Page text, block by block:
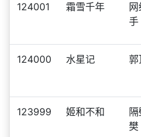
124001 霜雪千年
手
124000 水星记 郭
123999 姬和不和
樊